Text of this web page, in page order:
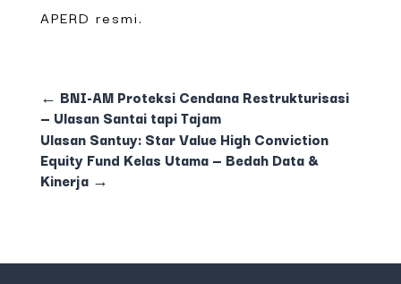
APERD resmi.
← BNI-AM Proteksi Cendana Restrukturisasi
— Ulasan Santai tapi Tajam
Ulasan Santuy: Star Value High Conviction
Equity Fund Kelas Utama — Bedah Data &
Kinerja→